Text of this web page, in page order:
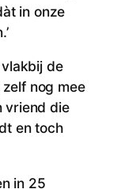
in onze
de
nog mee
vriend die
en toch
in 25